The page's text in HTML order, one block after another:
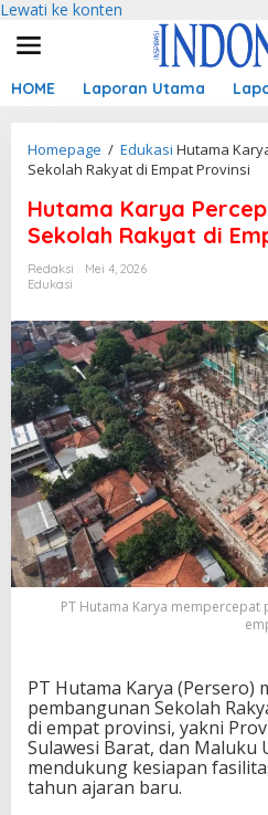
Lewati ke konten
HOME Laporan Utama
Homepage / Edukasi Hutama
Sekolah Rakyat di Empat Provinsi
Hutama Karya
Sekolah Rakyat di
Redaksi
Mei 4, 2026
Edukasi
PT Hutama Karya mempercepat
PT Hutama Karya (Persero)
pembangunan Sekolah
di empat provinsi, yakni
Sulawesi Barat, dan Maluku
mendukung kesiapan
tahun ajaran baru.